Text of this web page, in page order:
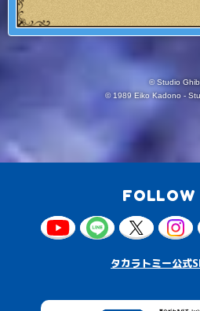
© Studio
© 1989 Eiko Kadono -
FOLLOW
タカラトミー公式